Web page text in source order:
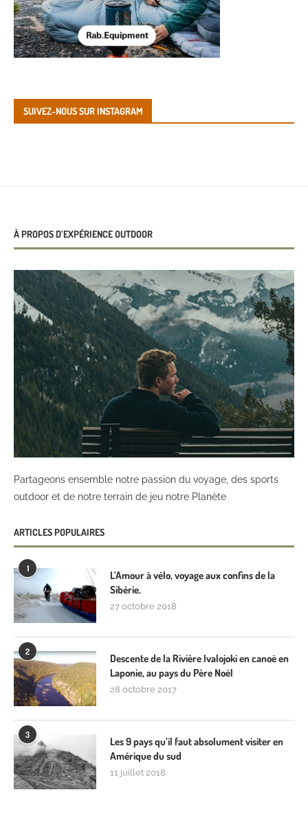
SUIVEZ-NOUS SUR INSTAGRAM
À PROPOS D’EXPÉRIENCE OUTDOOR
Partageons ensemble notre passion du voyage, des sports
outdoor et de notre terrain de jeu notre Planète
ARTICLES POPULAIRES
1
L’Amour à vélo, voyage aux confins de la
Sibérie.
27 octobre 2018
2
Descente de la Rivière Ivalojoki en canoë en
Laponie, au pays du Père Noël
28 octobre 2017
3
Les 9 pays qu’il faut absolument visiter en
Amérique du sud
11 juillet 2018